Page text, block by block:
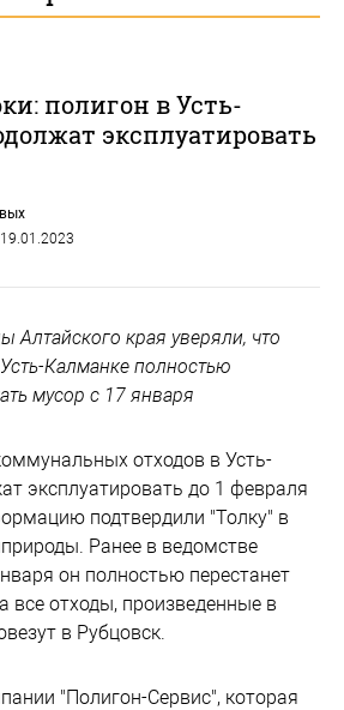
полигон в Усть-
эксплуатировать
19.01.2023
Алтайского края уверяли, что
Калманке полностью
мусор с 17 января
отходов в Усть-
эксплуатировать до 1 февраля
подтвердили "Толку" в
Ранее в ведомстве
он полностью перестанет
все отходы, произведенные в
в Рубцовск.
"Полигон-Сервис", которая